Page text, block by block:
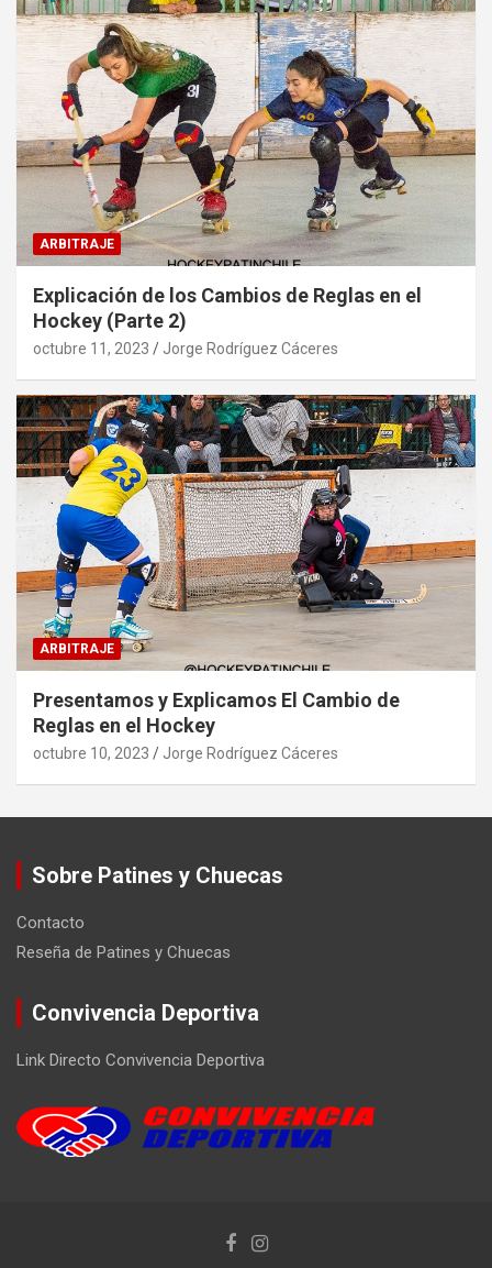
ARBITRAJE
Explicación de los Cambios de Reglas en el
Hockey (Parte 2)
octubre 11, 2023 Jorge Rodríguez Cáceres
ARBITRAJE
Presentamos y Explicamos El Cambio de
Reglas en el Hockey
octubre 10, 2023 Jorge Rodríguez Cáceres
Sobre Patines y Chuecas
Contacto
Reseña de Patines y Chuecas
Convivencia Deportiva
Link Directo Convivencia Deportiva